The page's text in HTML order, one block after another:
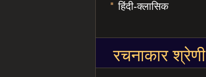
हिंदी-क्लासिक
रचनाकार श्रेणी